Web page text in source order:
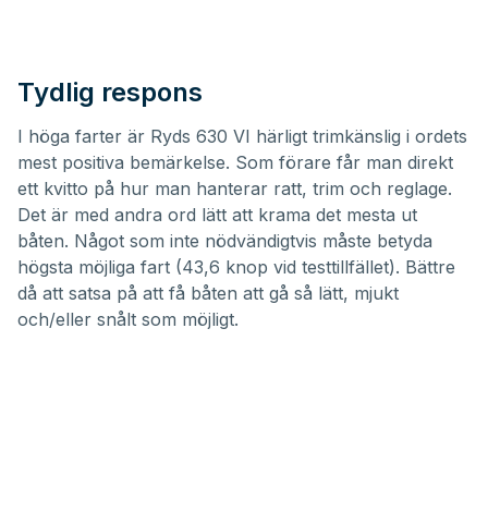
Tydlig respons
I höga farter är Ryds 630 VI härligt trimkänslig i ordets
mest positiva bemärkelse. Som förare får man direkt
ett kvitto på hur man hanterar ratt, trim och reglage.
Det är med andra ord lätt att krama det mesta ut
båten. Något som inte nödvändigtvis måste betyda
högsta möjliga fart (43,6 knop vid testtillfället). Bättre
då att satsa på att få båten att gå så lätt, mjukt
och/eller snålt som möjligt.